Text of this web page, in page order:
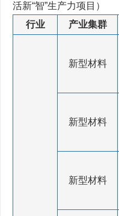
活新“智”生产力项目）
行业
产业集群
新型材料
新型材料
新型材料